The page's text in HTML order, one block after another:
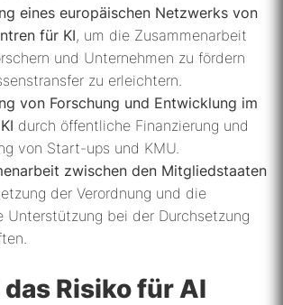
eines europäischen Netzwerks von
für KI, um die Zusammenarbeit
und Unternehmen zu fördern
zu erleichtern.
von Forschung und Entwicklung im
durch öffentliche Finanzierung und
von Start-ups und KMU.
zwischen den Mitgliedstaaten
der Verordnung und die
Unterstützung bei der Durchsetzung
Risiko für AI